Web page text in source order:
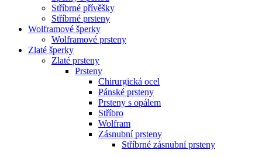
Stříbrné přívěšky
Stříbrné prsteny
Wolframové šperky
Wolframové prsteny
Zlaté šperky
Zlaté prsteny
Prsteny
Chirurgická ocel
Pánské prsteny
Prsteny s opálem
Stříbro
Wolfram
Zásnubní prsteny
Stříbrné zásnubní prsteny